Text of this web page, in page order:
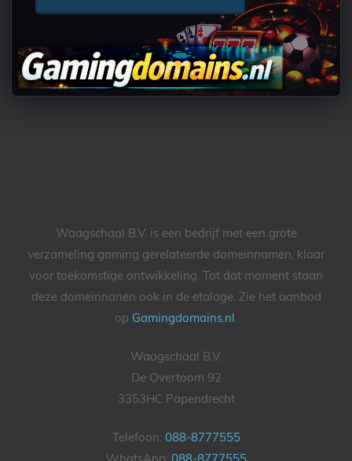
Waagschaal B.V. is een bedrijf met een grote
verzameling gaming gerelateerde domeinnamen, klaar
voor toekomstige ontwikkeling. Tot dat moment staan
deze domeinnanen ook in de etalage. Zie het aanbod
op Gamingdomains.nl .
Waagschaal B.V.
De Overtoom 92
3353HC Papendrecht
Telefoon: 088-8777555